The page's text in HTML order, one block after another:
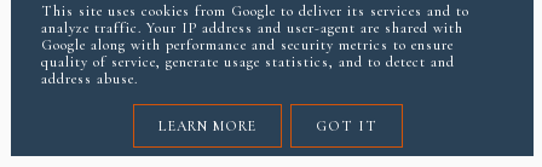
This site uses cookies from Google to deliver its services and to
analyze traffic. Your IP address and user-agent are shared with
Google along with performance and security metrics to ensure
quality of service, generate usage statistics, and to detect and
address abuse.
LEARN MORE GOT IT